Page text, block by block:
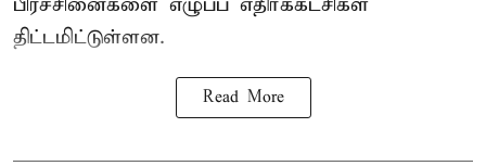
பிரச்சினைகளை எழுப்ப எதிர்க்கட்சிகள்
திட்டமிட்டுள்ளன.
Read More